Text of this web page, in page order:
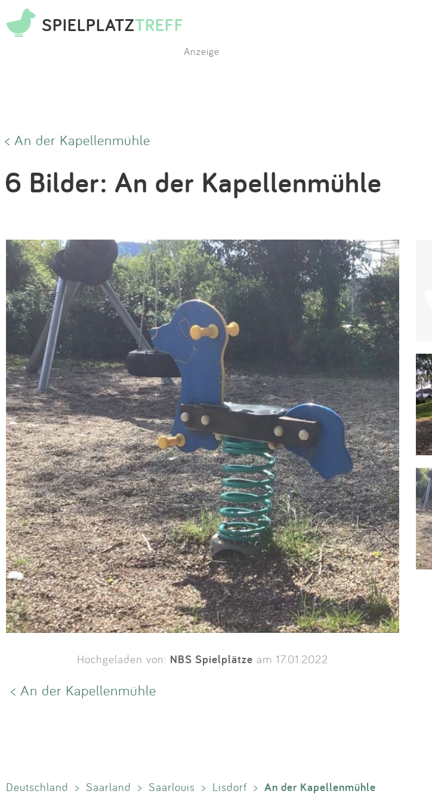
SPIELPLATZTREFF
Kontakt
Impressum
Anmelden
Anzeige
< An der Kapellenmühle
6 Bilder: An der Kapellenmühle
Hochgeladen von: NBS Spielplätze am 17.01.2022
< An der Kapellenmühle
Deutschland > Saarland > Saarlouis > Lisdorf > An der Kapellenmühle